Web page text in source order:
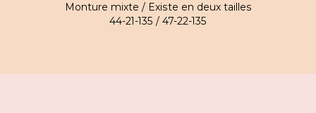
Monture mixte / Existe en deux tailles
44-21-135 / 47-22-135